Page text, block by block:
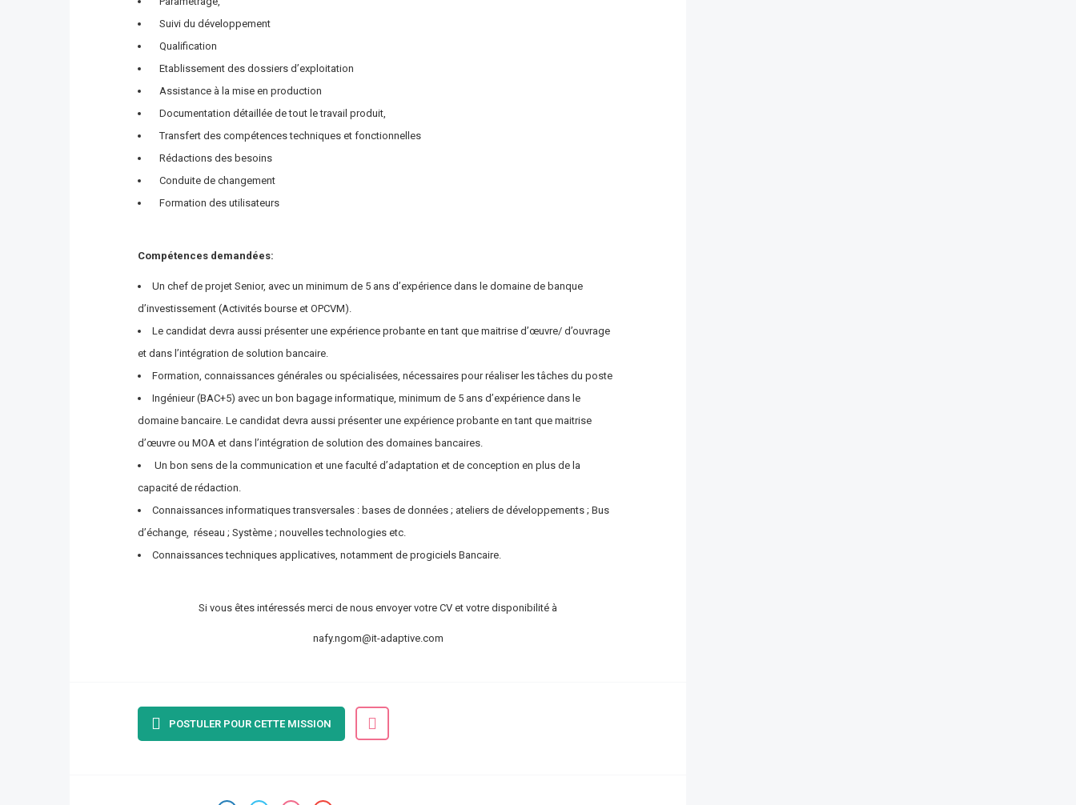
Suivi du développement
Qualification
Etablissement des dossiers d’exploitation
Assistance à la mise en production
Documentation détaillée de tout le travail produit,
Transfert des compétences techniques et fonctionnelles
Rédactions des besoins
Conduite de changement
Formation des utilisateurs
Compétences demandées:
Un chef de projet Senior, avec un minimum de 5 ans d’expérience dans le domaine de banque
d’investissement (Activités bourse et OPCVM).
Le candidat devra aussi présenter une expérience probante en tant que maitrise d’œuvre/ d’ouvrage
et dans l’intégration de solution bancaire.
Formation, connaissances générales ou spécialisées, nécessaires pour réaliser les tâches du poste
Ingénieur (BAC+5) avec un bon bagage informatique, minimum de 5 ans d’expérience dans le
domaine bancaire. Le candidat devra aussi présenter une expérience probante en tant que maitrise
d’œuvre ou MOA et dans l’intégration de solution des domaines bancaires.
Un bon sens de la communication et une faculté d’adaptation et de conception en plus de la
capacité de rédaction.
Connaissances informatiques transversales : bases de données ; ateliers de développements ; Bus
d’échange, réseau ; Système ; nouvelles technologies etc.
Connaissances techniques applicatives, notamment de progiciels Bancaire.
Si vous êtes intéressés merci de nous envoyer votre CV et votre disponibilité à
nafy.ngom@it-adaptive.com
POSTULER POUR CETTE MISSION